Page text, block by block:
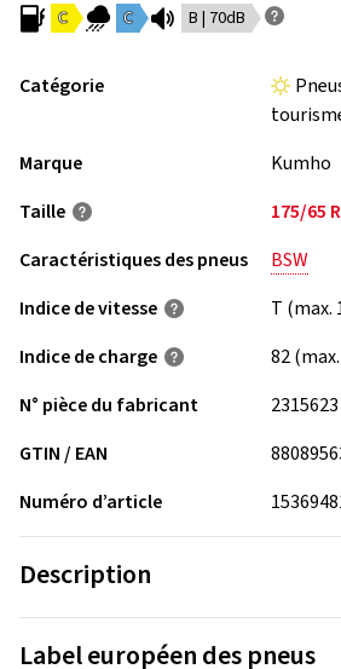
C C B | 70dB
Catégorie
Marque
Kumho
Taille
175/65
Caractéristiques des pneus
BSW
Indice de vitesse
T (max.
Indice de charge
82
N° pièce du fabricant
2315623
GTIN / EAN
Numéro d’article
Description
Label européen des pneus